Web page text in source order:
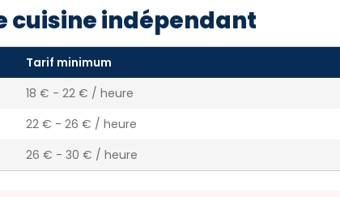
cuisine indépendant
Tarif minimum
18 € - 22 € / heure
22 € - 26 € / heure
26 € - 30 € / heure